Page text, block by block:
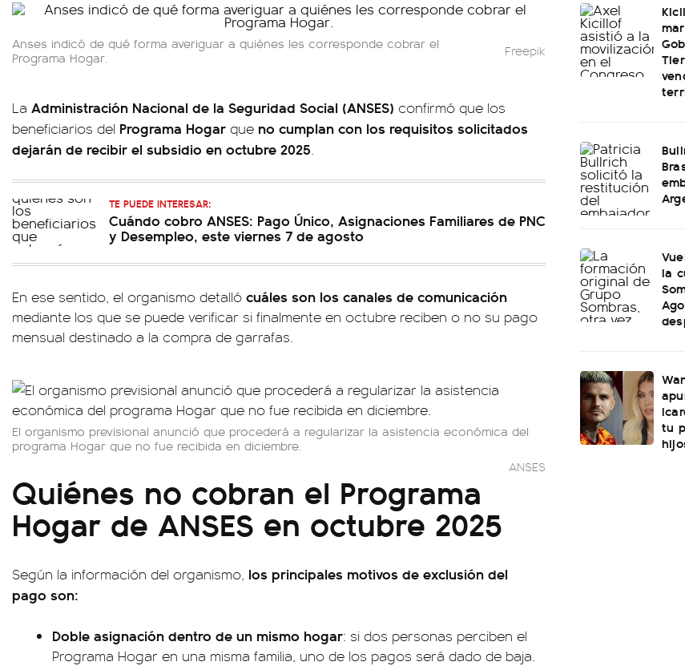
Anses indicó de qué forma averiguar a quiénes les corresponde cobrar el
Programa Hogar.
Freepik
La Administración Nacional de la Seguridad Social (ANSES) confirmó que los
beneficiarios del Programa Hogar que no cumplan con los requisitos solicitados
dejarán de recibir el subsidio en octubre 2025.
TE PUEDE INTERESAR:
Cuándo cobro ANSES: Pago Único, Asignaciones Familiares de PNC
y Desempleo, este viernes 7 de agosto
En ese sentido, el organismo detalló cuáles son los canales de comunicación
mediante los que se puede verificar si finalmente en octubre reciben o no su pago
mensual destinado a la compra de garrafas.
El organismo previsional anunció que procederá a regularizar la asistencia económica del
programa Hogar que no fue recibida en diciembre.
ANSES
Quiénes no cobran el Programa
Hogar de ANSES en octubre 2025
Según la información del organismo, los principales motivos de exclusión del
pago son:
Doble asignación dentro de un mismo hogar: si dos personas perciben el
Programa Hogar en una misma familia, uno de los pagos será dado de baja.
la
tu